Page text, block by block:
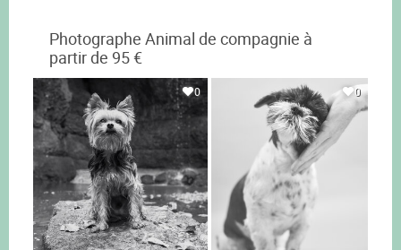
Photographe Animal de compagnie à
partir de 95 €
0 0